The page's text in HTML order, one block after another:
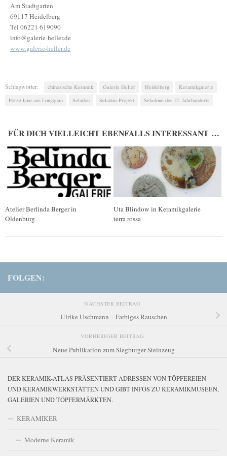
Am Stadtgarten
69117 Heidelberg
Tel 06221 619090
info@galerie-heller.de
www.galerie-heller.de
Schlagwörter: chinesische Keramik Galerie Heller Heidelberg
Keramikgalerie
Porzellane aus Longquan
Seladon Seladon-Projekt Seladone des 12. Jahrhunderts
FÜR DICH VIELLEICHT EBENFALLS INTERESSANT …
Atelier Berlinda Berger in
Oldenburg
Uta Blindow in Keramikgalerie
terra rossa
FOLGEN:
NÄCHSTER BEITRAG
Ulrike Uschmann – Farbiges Rauschen
VORHERIGER BEITRAG
Neue Publikation zum Siegburger Steinzeug
DER KERAMIK-ATLAS PRÄSENTIERT ADRESSEN VON TÖPFEREIEN
UND KERAMIKWERKSTÄTTEN UND GIBT INFOS ZU KERAMIKMUSEEN,
GALERIEN UND TÖPFERMÄRKTEN.
KERAMIKER
Moderne Keramik